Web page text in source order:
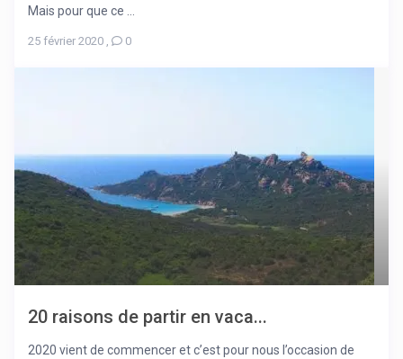
Mais pour que ce ...
25 février 2020 , 0
20 raisons de partir en vaca...
2020 vient de commencer et c’est pour nous l’occasion de